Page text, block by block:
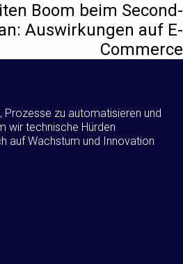
Boom beim Second-
Auswirkungen auf E-
Commerce
Prozesse zu automatisieren und
wir technische Hürden
auf Wachstum und Innovation